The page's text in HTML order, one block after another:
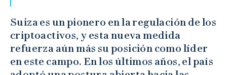
Suiza es un pionero en la regulación de los
criptoactivos, y esta nueva medida
refuerza aún más su posición como líder
en este campo. En los últimos años, el país